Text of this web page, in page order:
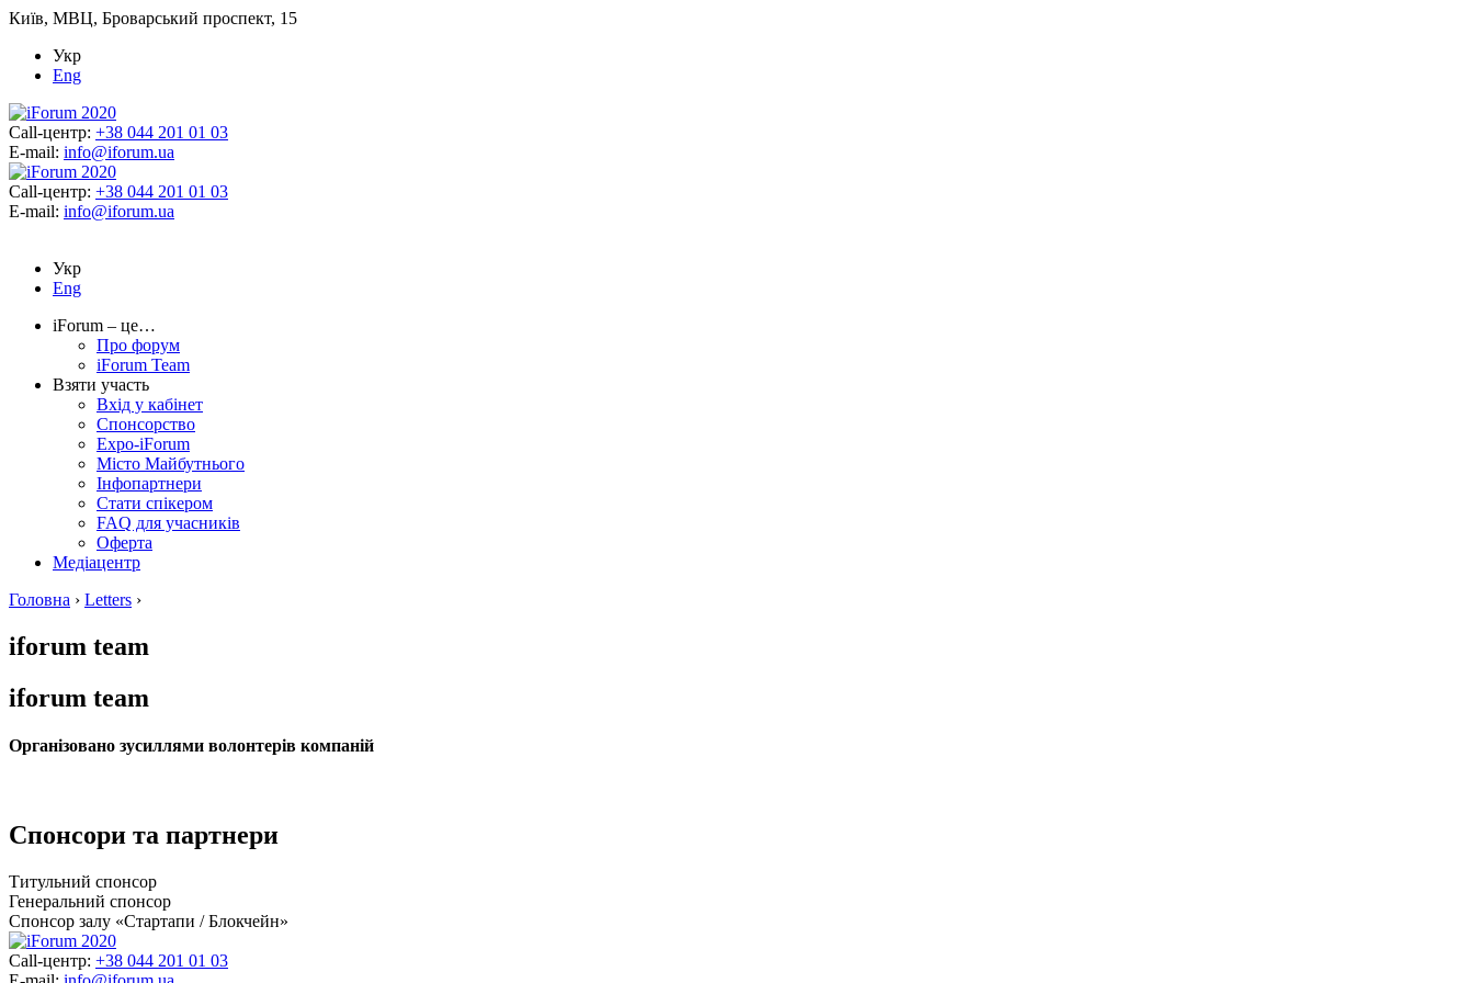
Київ, МВЦ, Броварський проспект, 15
Укр
Eng
Call-центр: +38 044 201 01 03
E-mail: info@iforum.ua
Call-центр: +38 044 201 01 03
E-mail: info@iforum.ua
Укр
Eng
iForum – це…
Про форум
iForum Team
Взяти участь
Вхід у кабінет
Спонсорство
Expo-iForum
Місто Майбутнього
Інфопартнери
Стати спікером
FAQ для учасників
Оферта
Медіацентр
Головна › Letters ›
iforum team
iforum team
Організовано зусиллями волонтерів компаній
Спонсори та партнери
Титульний спонсор
Генеральний спонсор
Спонсор залу «Стартапи / Блокчейн»
Call-центр: +38 044 201 01 03